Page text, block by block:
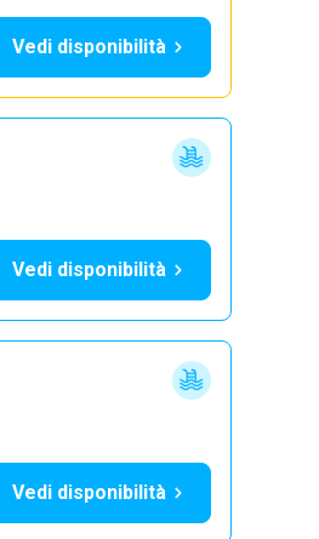
Vedi disponibilità
Vedi disponibilità
Vedi disponibilità